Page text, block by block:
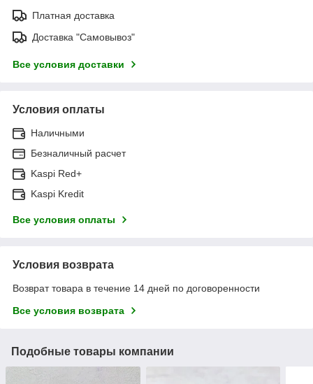
Платная доставка
Доставка "Самовывоз"
Все условия доставки
Условия оплаты
Наличными
Безналичный расчет
Kaspi Red+
Kaspi Kredit
Все условия оплаты
Условия возврата
Возврат товара в течение 14 дней по договоренности
Все условия возврата
Подобные товары компании